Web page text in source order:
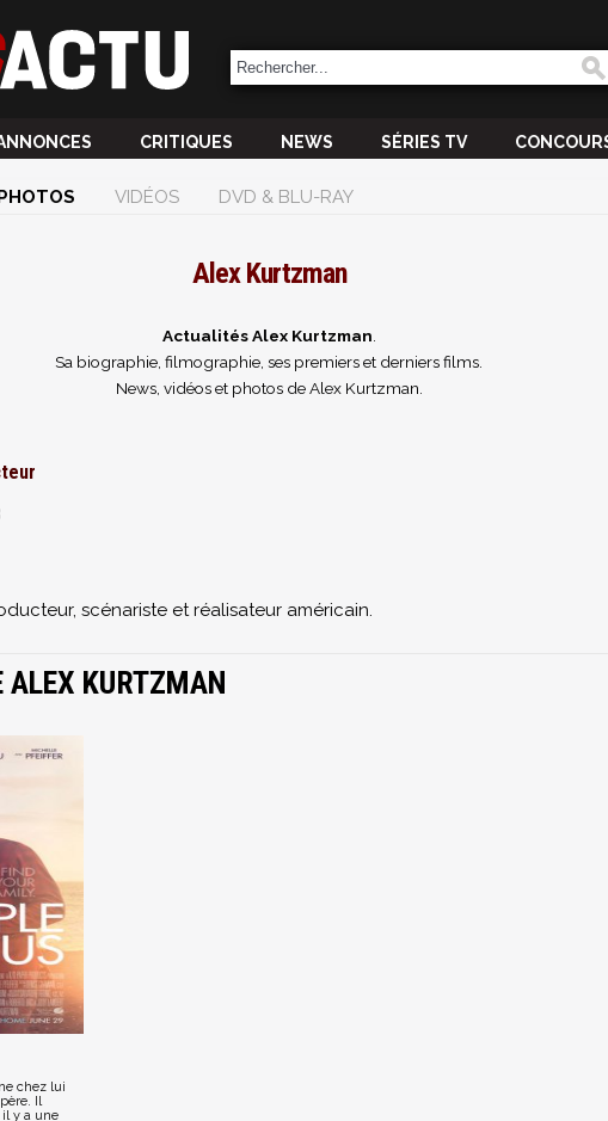
CRITIQUES NEWS SÉRIES TV
VIDÉOS DVD & BLU-RAY
Alex Kurtzman
Actualités Alex Kurtzman
Sa biographie, filmographie, ses premiers et derniers films.
News, vidéos et photos de Alex Kurtzman.
scénariste et réalisateur américain.
ALEX KURTZMAN
chez lui
Il
y a une